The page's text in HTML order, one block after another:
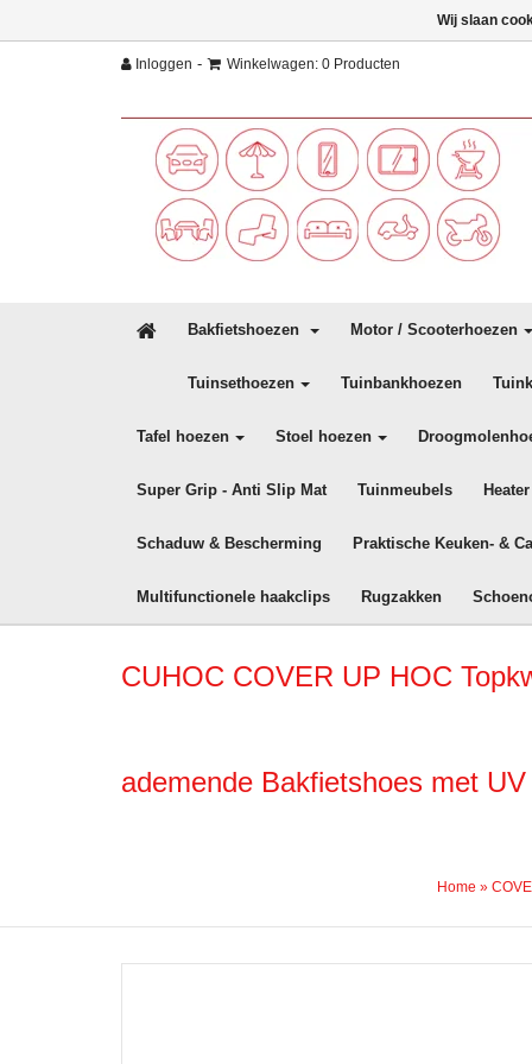
Inloggen - Winkelwagen: 0 Producten
Bakfietshoezen Motor / Scooterhoezen
Tuinsethoezen Tuinbankhoezen
Tafel hoezen Stoel hoezen
Super Grip - Anti Slip Mat Tuinmeubels
Schaduw & Bescherming Praktische Keuken- &
Multifunctionele haakclips Rugzakken
CUHOC COVER UP HOC
ademende Bakfietshoes met
Home »
Wij slaan